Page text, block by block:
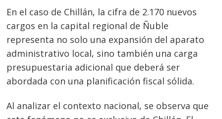
En el caso de Chillán, la cifra de 2.170 nuevos
cargos en la capital regional de Ñuble
representa no solo una expansión del aparato
administrativo local, sino también una carga
presupuestaria adicional que deberá ser
abordada con una planificación fiscal sólida.
Al analizar el contexto nacional, se observa que